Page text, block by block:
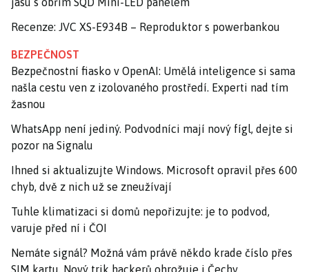
Recenze: JVC XS-E934B – Reproduktor s powerbankou
BEZPEČNOST
Bezpečnostní fiasko v OpenAI: Umělá inteligence si sama
našla cestu ven z izolovaného prostředí. Experti nad tím
žasnou
WhatsApp není jediný. Podvodníci mají nový fígl, dejte si
pozor na Signalu
Ihned si aktualizujte Windows. Microsoft opravil přes 600
chyb, dvě z nich už se zneužívají
Tuhle klimatizaci si domů nepořizujte: je to podvod,
varuje před ní i ČOI
Nemáte signál? Možná vám právě někdo krade číslo přes
SIM kartu. Nový trik hackerů ohrožuje i Čechy